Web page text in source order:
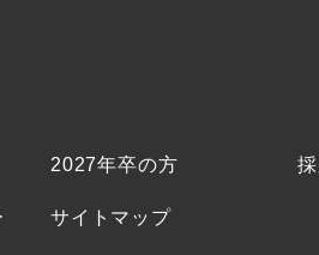
2027年卒の方
サイトマップ